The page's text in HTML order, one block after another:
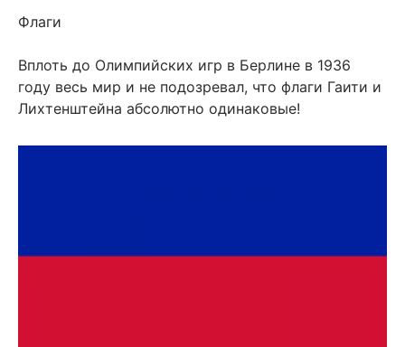
Флаги
Вплоть до Олимпийских игр в Берлине в 1936
году весь мир и не подозревал, что флаги Гаити и
Лихтенштейна абсолютно одинаковые!